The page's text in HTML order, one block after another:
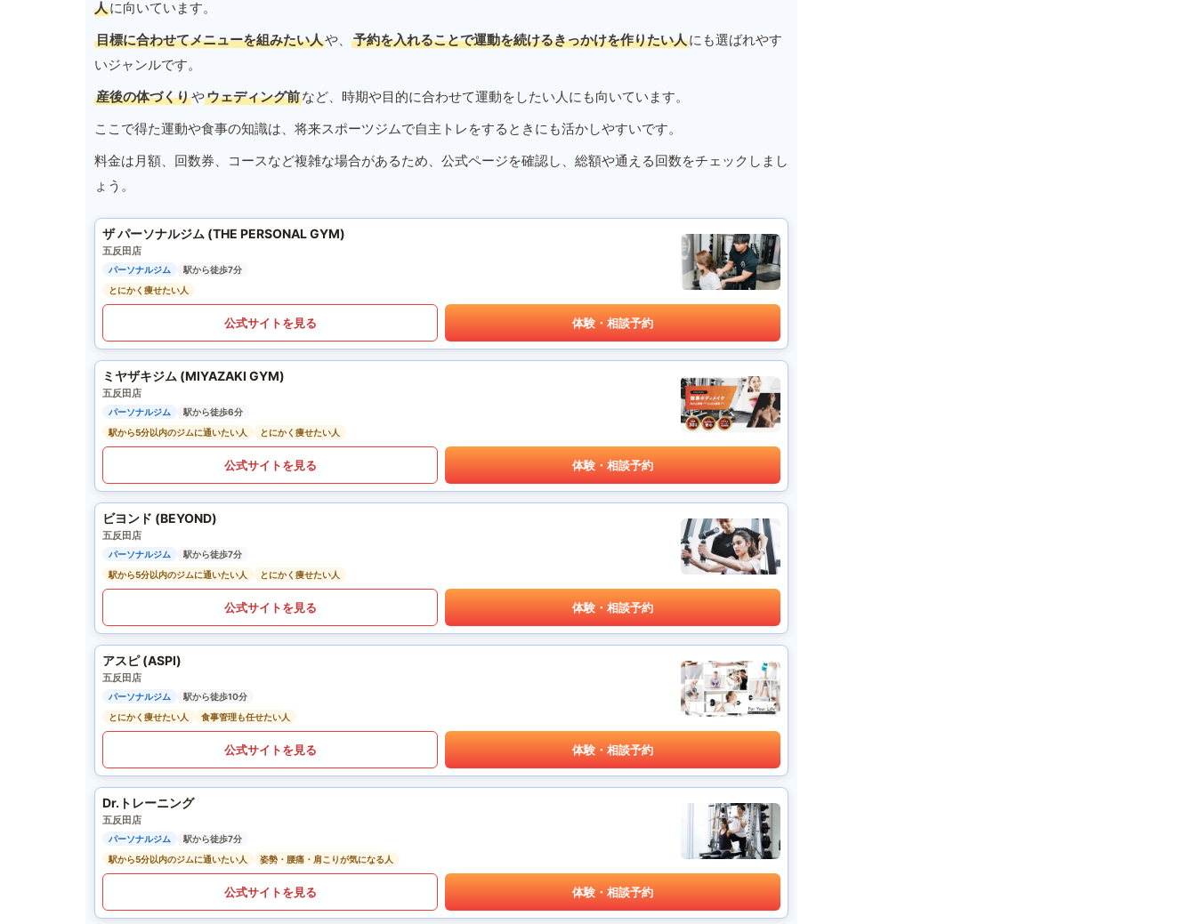
人に向いています。
目標に合わせてメニューを組みたい人や、 予約を入れることで運動を続けるきっかけを作りたい人にも選ばれやす
いジャンルです。
産後の体づくりやウェディング前など、時期や目的に合わせて運動をしたい人にも向いています。
ここで得た運動や食事の知識は、将来スポーツジムで自主トレをするときにも活かしやすいです。
料金は月額、回数券、コースなど複雑な場合があるため、公式ページを確認し、総額や通える回数をチェックしまし
ょう。
ザ パーソナルジム (THE PERSONAL GYM)
五反田店
パーソナルジム
駅から徒歩7分
とにかく痩せたい人
公式サイトを見る 体験・相談予約
ミヤザキジム (MIYAZAKI GYM)
五反田店
パーソナルジム
駅から徒歩6分
駅から5分以内のジムに通いたい人
とにかく痩せたい人
公式サイトを見る 体験・相談予約
ビヨンド (BEYOND)
五反田店
パーソナルジム
駅から徒歩7分
駅から5分以内のジムに通いたい人
とにかく痩せたい人
公式サイトを見る 体験・相談予約
アスピ (ASPI)
五反田店
パーソナルジム
駅から徒歩10分
とにかく痩せたい人
食事管理も任せたい人
公式サイトを見る 体験・相談予約
Dr.トレーニング
五反田店
パーソナルジム
駅から徒歩7分
駅から5分以内のジムに通いたい人
姿勢・腰痛・肩こりが気になる人
公式サイトを見る 体験・相談予約